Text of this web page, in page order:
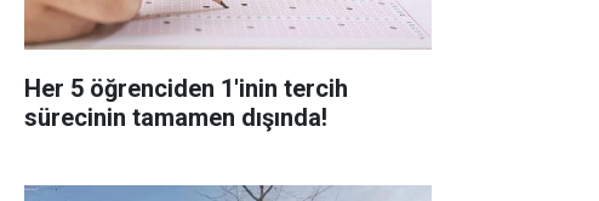
Her 5 öğrenciden 1'inin tercih
sürecinin tamamen dışında!